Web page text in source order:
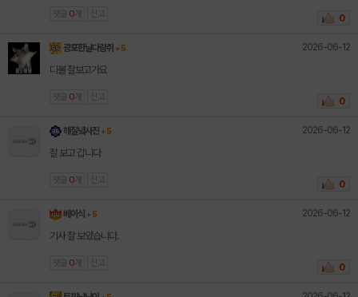
댓글 0 개 신고 0
광포한날다람쥐 + 5 2026-06-12
디볼 잘보고가요
댓글 0 개 신고 0
해질녘사진 + 5 2026-06-12
잘 보고 갑니다
댓글 0 개 신고 0
베이식 + 5 2026-06-12
기사 잘 보았습니다.
댓글 0 개 신고 0